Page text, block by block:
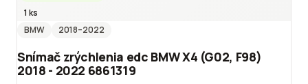
1 ks
BMW
2018–2022
Snímač zrýchlenia edc BMW X4 (G02, F98)
2018 - 2022 6861319